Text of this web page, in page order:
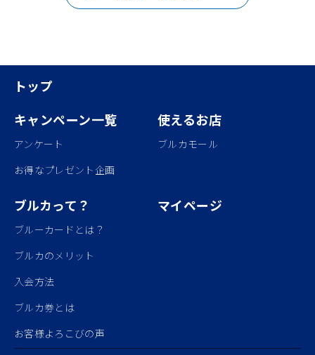
トップ
キャンペーン一覧
アンケート
お得なプレゼント企画
使えるお店
ブルカモール
ブルカって？
ブルーカードとは？
ブルカのメリット
入会方法
ブルカ券とは
お客様よろこびの声
マイページ